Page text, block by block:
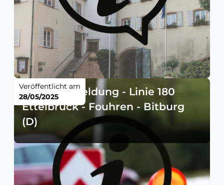
Störungsmeldung - Linie 180
Ettelbruck - Fouhren - Bitburg
(D)
Veröffentlicht am
28/05/2025